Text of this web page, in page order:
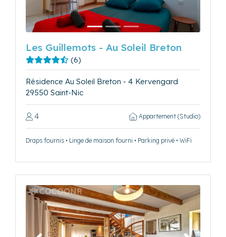
Les Guillemots - Au Soleil Breton
(6)
Résidence Au Soleil Breton - 4 Kervengard
29550 Saint-Nic
4 Appartement (Studio)
Draps fournis • Linge de maison fourni • Parking privé • WiFi